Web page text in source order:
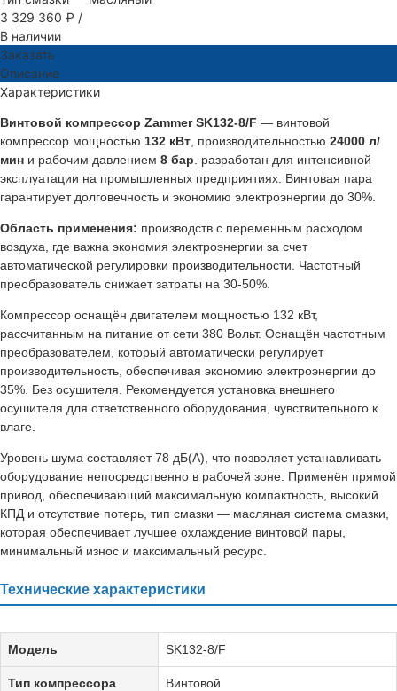
3 329 360 ₽ /
В наличии
Заказать
Описание
Характеристики
Винтовой компрессор Zammer SK132-8/F — винтовой
компрессор мощностью 132 кВт , производительностью 24000 л/
мин и рабочим давлением 8 бар . разработан для интенсивной
эксплуатации на промышленных предприятиях. Винтовая пара
гарантирует долговечность и экономию электроэнергии до 30%.
Область применения: производств с переменным расходом
воздуха, где важна экономия электроэнергии за счет
автоматической регулировки производительности. Частотный
преобразователь снижает затраты на 30-50%.
Компрессор оснащён двигателем мощностью 132 кВт,
рассчитанным на питание от сети 380 Вольт. Оснащён частотным
преобразователем, который автоматически регулирует
производительность, обеспечивая экономию электроэнергии до
35%. Без осушителя. Рекомендуется установка внешнего
осушителя для ответственного оборудования, чувствительного к
влаге.
Уровень шума составляет 78 дБ(А), что позволяет устанавливать
оборудование непосредственно в рабочей зоне. Применён прямой
привод, обеспечивающий максимальную компактность, высокий
КПД и отсутствие потерь, тип смазки — масляная система смазки,
которая обеспечивает лучшее охлаждение винтовой пары,
минимальный износ и максимальный ресурс.
Технические характеристики
Модель SK132-8/F
Тип компрессора Винтовой